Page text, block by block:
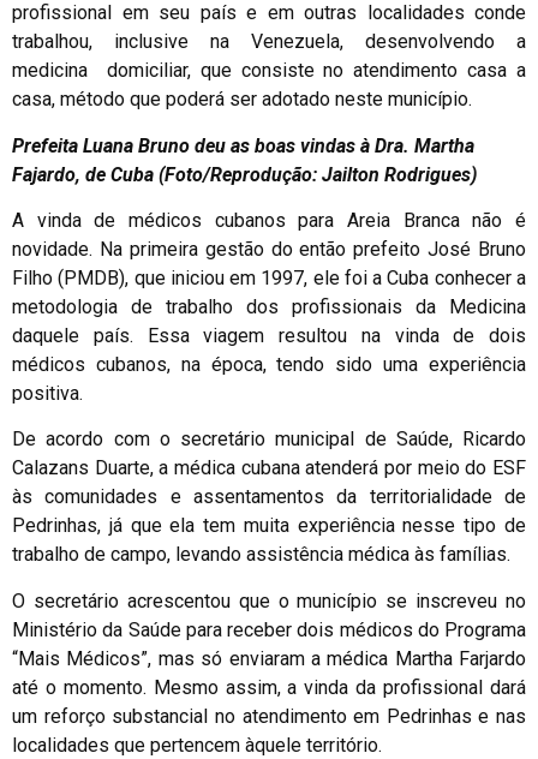
profissional em seu país e em outras localidades conde
trabalhou, inclusive na Venezuela, desenvolvendo a
medicina domiciliar, que consiste no atendimento casa a
casa, método que poderá ser adotado neste município.
Prefeita Luana Bruno deu as boas vindas à Dra. Martha
Fajardo, de Cuba (Foto/Reprodução: Jailton Rodrigues)
A vinda de médicos cubanos para Areia Branca não é
novidade. Na primeira gestão do então prefeito José Bruno
Filho (PMDB), que iniciou em 1997, ele foi a Cuba conhecer a
metodologia de trabalho dos profissionais da Medicina
daquele país. Essa viagem resultou na vinda de dois
médicos cubanos, na época, tendo sido uma experiência
positiva.
De acordo com o secretário municipal de Saúde, Ricardo
Calazans Duarte, a médica cubana atenderá por meio do ESF
às comunidades e assentamentos da territorialidade de
Pedrinhas, já que ela tem muita experiência nesse tipo de
trabalho de campo, levando assistência médica às famílias.
O secretário acrescentou que o município se inscreveu no
Ministério da Saúde para receber dois médicos do Programa
“Mais Médicos”, mas só enviaram a médica Martha Farjardo
até o momento. Mesmo assim, a vinda da profissional dará
um reforço substancial no atendimento em Pedrinhas e nas
localidades que pertencem àquele território.